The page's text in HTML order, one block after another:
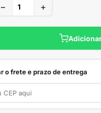
− +
o frete e prazo de entrega